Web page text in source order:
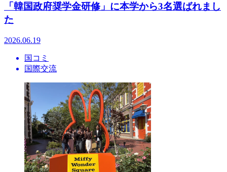
「韓国政府奨学金研修」に本学から3名選ばれまし
た
2026.06.19
国コミ
国際交流